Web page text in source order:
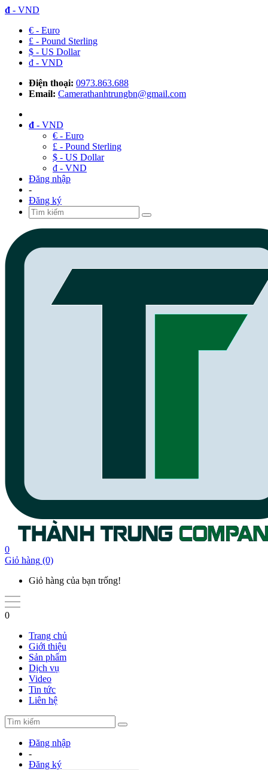
đ - VND
€ - Euro
£ - Pound Sterling
$ - US Dollar
đ - VND
Điện thoại: 0973.863.688
Email: Camerathanhtrungbn@gmail.com
đ - VND
€ - Euro
£ - Pound Sterling
$ - US Dollar
đ - VND
Đăng nhập
-
Đăng ký
0
Giỏ hàng (0)
Giỏ hàng của bạn trống!
0
Trang chủ
Giới thiệu
Sản phẩm
Dịch vụ
Video
Tin tức
Liên hệ
Đăng nhập
-
Đăng ký